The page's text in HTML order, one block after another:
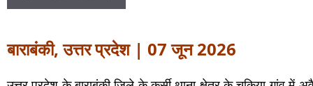
बाराबंकी, उत्तर प्रदेश | 07 जून 2026